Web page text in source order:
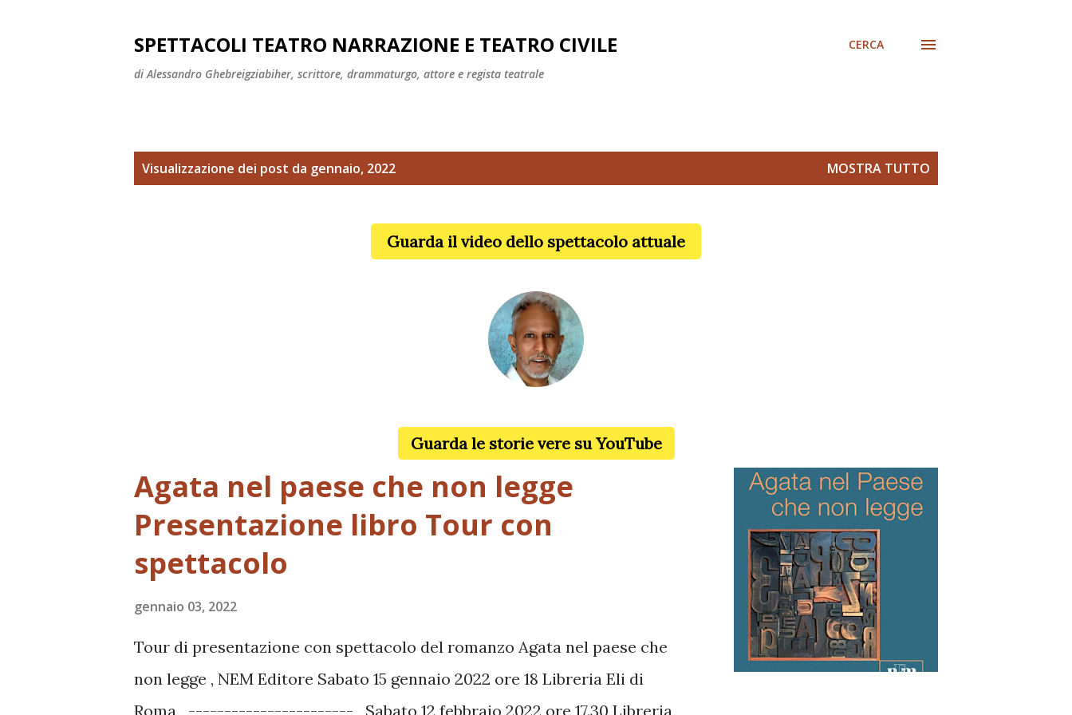
SPETTACOLI TEATRO NARRAZIONE E TEATRO CIVILE
di Alessandro Ghebreigziabiher, scrittore, drammaturgo, attore e regista teatrale
CERCA
Visualizzazione dei post da gennaio, 2022 MOSTRA TUTTO
Guarda il video dello spettacolo attuale
Guarda le storie vere su YouTube
Agata nel paese che non legge
Presentazione libro Tour con
spettacolo
gennaio 03, 2022
Tour di presentazione con spettacolo del romanzo Agata nel paese che
non legge , NEM Editore Sabato 15 gennaio 2022 ore 18 Libreria Eli di
Roma ----------------------- Sabato 12 febbraio 2022 ore 17.30 Libreria